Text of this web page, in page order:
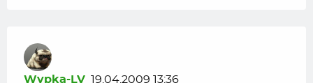
Wypka-LV 19.04.2009 13:36